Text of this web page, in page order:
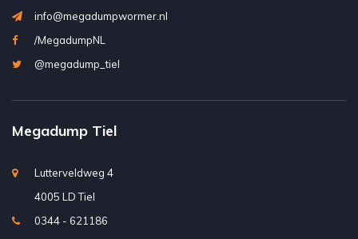
info@megadumpwormer.nl
/MegadumpNL
@megadump_tiel
Megadump Tiel
Lutterveldweg 4
4005 LD Tiel
0344 - 621186